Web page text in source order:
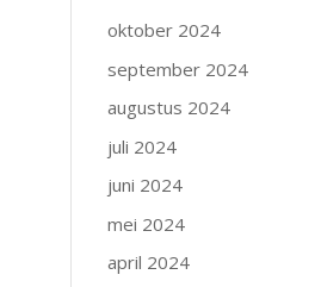
oktober 2024
september 2024
augustus 2024
juli 2024
juni 2024
mei 2024
april 2024